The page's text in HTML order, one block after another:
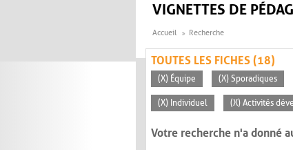
VIGNETTES DE
Accueil Recherche
TOUTES LES FICHES (18)
(X) Équipe (X) Sporadiques
(X) Individuel (X) Activités
Votre recherche n'a donné